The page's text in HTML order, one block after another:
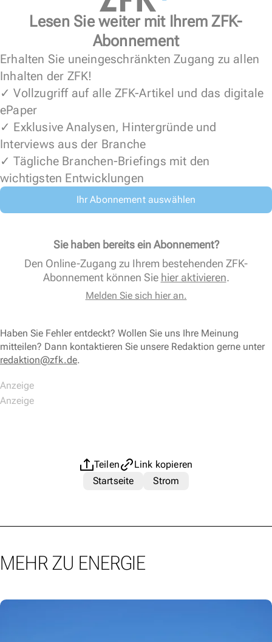
Lesen Sie weiter mit Ihrem ZFK-
Abonnement
Erhalten Sie uneingeschränkten Zugang zu allen
Inhalten der ZFK!
✓ Vollzugriff auf alle ZFK-Artikel und das digitale
ePaper
✓ Exklusive Analysen, Hintergründe und
Interviews aus der Branche
✓ Tägliche Branchen-Briefings mit den
wichtigsten Entwicklungen
Ihr Abonnement auswählen
Sie haben bereits ein Abonnement?
Den Online-Zugang zu Ihrem bestehenden ZFK-
Abonnement können Sie hier aktivieren.
Melden Sie sich hier an.
Haben Sie Fehler entdeckt? Wollen Sie uns Ihre Meinung
mitteilen? Dann kontaktieren Sie unsere Redaktion gerne unter
redaktion@zfk.de.
Teilen
Link kopieren
Startseite
Strom
MEHR ZU ENERGIE